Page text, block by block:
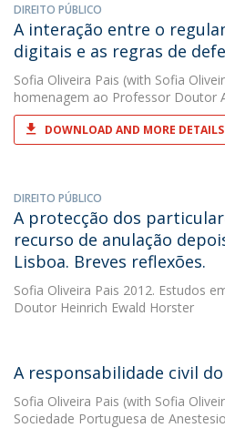
DIREITO PÚBLICO
A interação entre o
digitais e as regras de
Sofia Oliveira Pais (with Sofia
homenagem ao Professor Doutor
DOWNLOAD AND MORE DETAILS
DIREITO PÚBLICO
A protecção dos
recurso de anulação
Lisboa. Breves reflexões.
Sofia Oliveira Pais 2012. Estudos
Doutor Heinrich Ewald Horster
A responsabilidade civil
Sofia Oliveira Pais (with Sofia
Sociedade Portuguesa de